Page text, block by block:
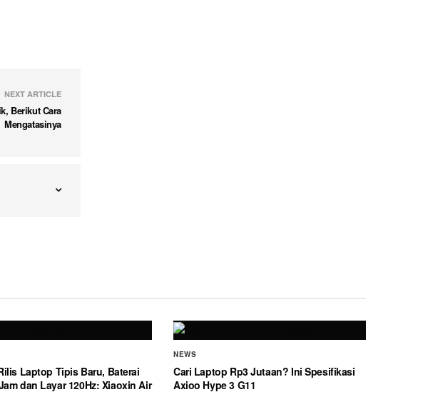
NEXT ARTICLE
Berikut Cara
Mengatasinya
Laptop Tipis Baru, Baterai
dan Layar 120Hz: Xiaoxin Air
NEWS
Cari Laptop Rp3 Jutaan? Ini Spesifikasi
Axioo Hype 3 G11